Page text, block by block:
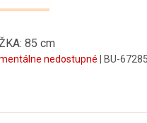
85 cm
nedostupné | BU-